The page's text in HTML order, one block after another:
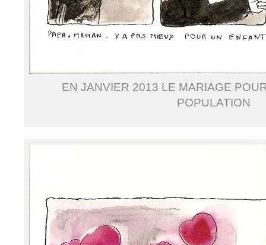
EN JANVIER 2013 LE MARIAGE
POPULATION